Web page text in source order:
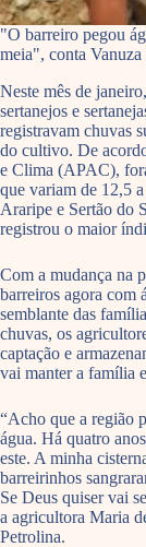
"O barreiro pegou
meia", conta
Neste mês de
sertanejos e
registravam chuvas
do cultivo. De
e Clima (APAC),
que variam de 12,5
Araripe e Sertão do
registrou o maior
Com a mudança na
barreiros agora com
semblante das
chuvas, os
captação e
vai manter a família
“Acho que a região
água. Há quatro
este. A minha
barreirinhos
Se Deus quiser vai
a agricultora Maria
Petrolina.